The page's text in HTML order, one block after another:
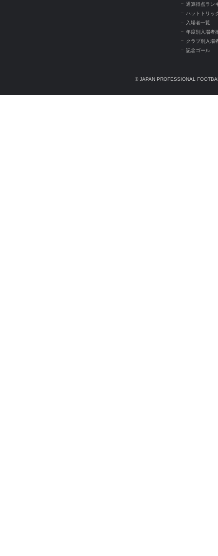
通算得点ラン
ハットトリッ
入場者一覧
年度別入場者
クラブ別入場
記念ゴール
© JAPAN PROFESSIONAL